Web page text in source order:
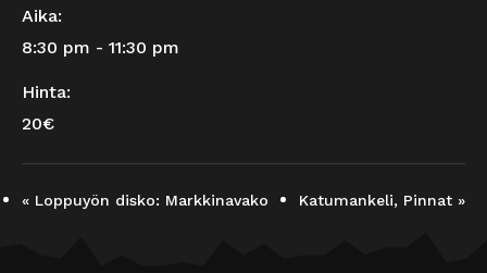
Aika:
8:30 pm - 11:30 pm
Hinta:
20€
« Loppuyön disko: Markkinavako Katumankeli, Pinnat »